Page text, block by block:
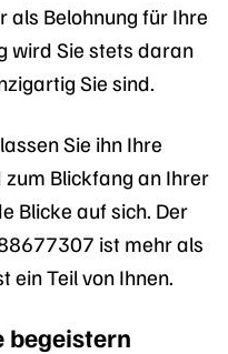
als Belohnung für Ihre
wird Sie stets daran
Sie sind.
Sie ihn Ihre
Blickfang an Ihrer
Blicke auf sich. Der
ist mehr als
ein Teil von Ihnen.
begeistern